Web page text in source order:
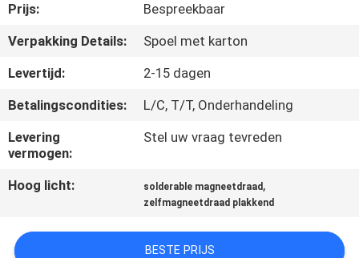
ONS
NIEUWS
OM EEN
CITAAT
SITEMAP
Prijs:
Bespreekbaar
Verpakking Details:
Spoel met karton
Levertijd:
2-15 dagen
Betalingscondities:
L/C, T/T, Onderhandeling
Levering
vermogen:
Stel uw vraag tevreden
Hoog licht: solderable magneetdraad ,
zelfmagneetdraad plakkend
BESTE PRIJS